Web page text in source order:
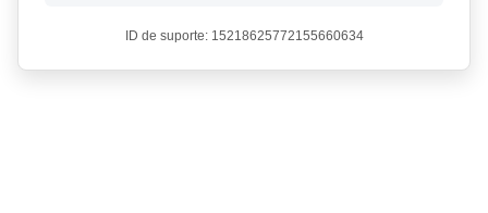
ID de suporte: 15218625772155660634